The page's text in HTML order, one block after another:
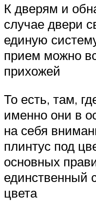
К дверям и
случае двери
единую
прием можно
прихожей
То есть, там,
именно они в
на себя
плинтус под
основных
единственный
цвета